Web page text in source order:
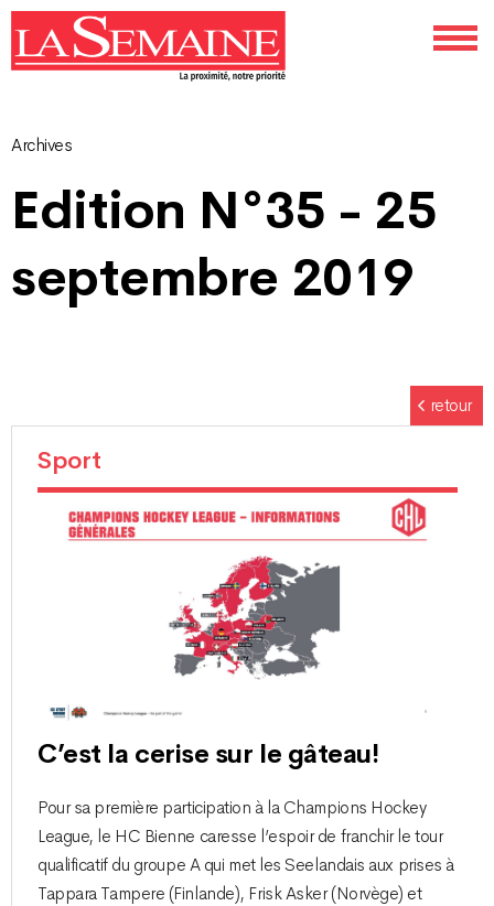
Archives
Edition N°35 - 25
septembre 2019
retour
Sport
C’est la cerise sur le gâteau!
Pour sa première participation à la Champions Hockey
League, le HC Bienne caresse l’espoir de franchir le tour
qualificatif du groupe A qui met les Seelandais aux prises à
Tappara Tampere (Finlande), Frisk Asker (Norvège) et
Navigation
des
articles